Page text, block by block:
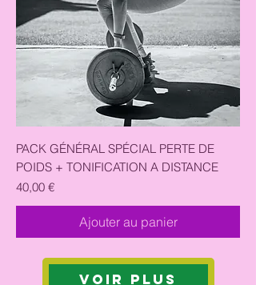
PACK GÉNÉRAL SPÉCIAL PERTE DE
POIDS + TONIFICATION A DISTANCE
Prix
40,00 €
Ajouter au panier
Voir plus